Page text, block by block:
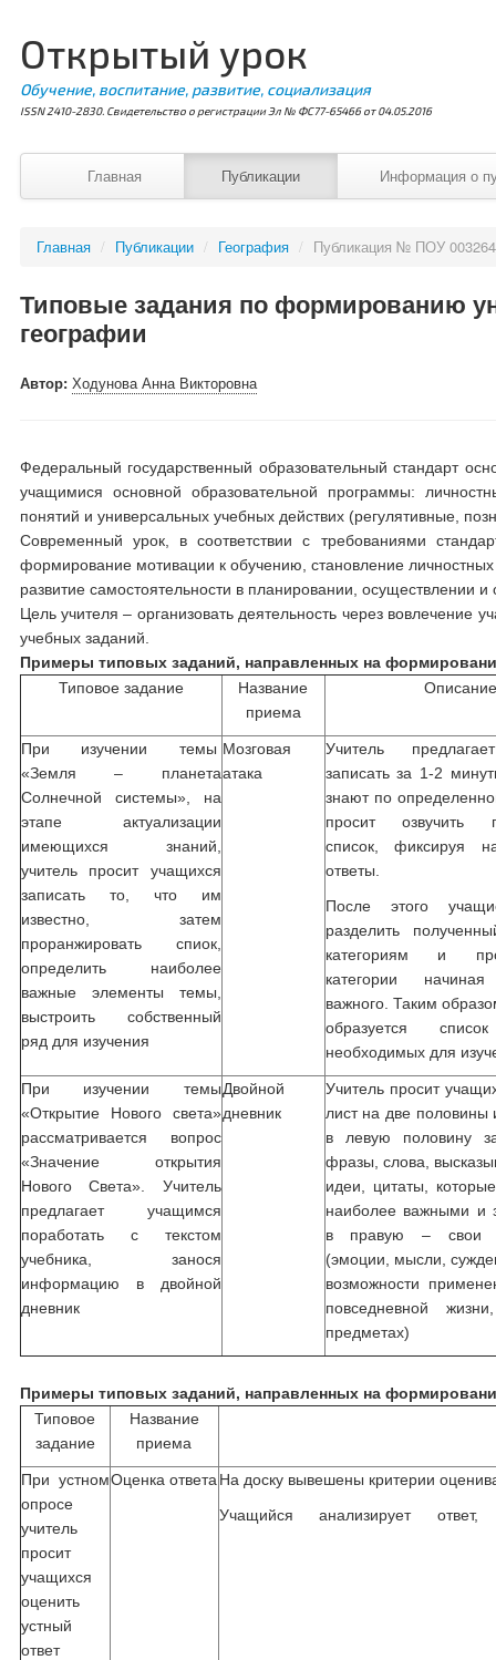
Открытый урок
Обучение, воспитание, развитие, социализация
ISSN 2410-2830. Свидетельство о регистрации Эл № ФС77-65466 от 04.05.2016
Главная Публикации Информация о
Главная / Публикации / География / Публикация № ПОУ 003264
Типовые задания по формированию
географии
Автор: Ходунова Анна Викторовна
Федеральный государственный образовательный стандарт
учащимися основной образовательной программы:
понятий и универсальных учебных действих (регулятивные,
Современный урок, в соответствии с требованиями
формирование мотивации к обучению, становление
развитие самостоятельности в планировании, осуществлении и
Цель учителя – организовать деятельность через
учебных заданий.
Примеры типовых заданий, направленных на
Типовое задание
Название
приема
Описание
При изучении темы
«Земля – планета
Солнечной системы», на
этапе актуализации
имеющихся знаний,
учитель просит учащихся
записать то, что им
известно, затем
проранжировать спиок,
определить наиболее
важные элементы темы,
выстроить собственный
ряд для изучения
Мозговая
атака
Учитель
записать за 1-2
знают по
просит озвучить
список, фиксируя
ответы.
После этого
разделить
категориям и
категории
важного. Таким
образуется
необходимых для
При изучении темы
«Открытие Нового света»
рассматривается вопрос
«Значение открытия
Нового Света». Учитель
предлагает учащимся
поработать с текстом
учебника, занося
информацию в двойной
дневник
Двойной
дневник
Учитель просит
лист на две половины
в левую половину
фразы, слова,
идеи, цитаты,
наиболее важными и
в правую – свои
(эмоции, мысли,
возможности
повседневной
предметах)
Примеры типовых заданий, направленных на
Типовое
задание
Название
приема
При устном
опросе
учитель
просит
учащихся
оценить
устный
ответ
Оценка ответа На доску вывешены критерии